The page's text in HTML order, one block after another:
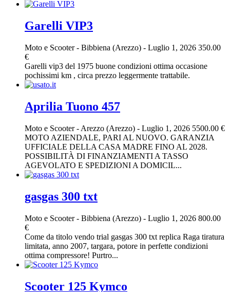
Garelli VIP3
Moto e Scooter- Bibbiena (Arezzo) - Luglio 1, 2026 350.00
€
Garelli vip3 del 1975 buone condizioni ottima occasione
pochissimi km , circa prezzo leggermente trattabile.
Aprilia Tuono 457
Moto e Scooter- Arezzo (Arezzo) - Luglio 1, 2026 5500.00 €
MOTO AZIENDALE, PARI AL NUOVO. GARANZIA
UFFICIALE DELLA CASA MADRE FINO AL 2028.
POSSIBILITÀ DI FINANZIAMENTI A TASSO
AGEVOLATO E SPEDIZIONI A DOMICIL...
gasgas 300 txt
Moto e Scooter- Bibbiena (Arezzo) - Luglio 1, 2026 800.00
€
Come da titolo vendo trial gasgas 300 txt replica Raga tiratura
limitata, anno 2007, targara, potore in perfette condizioni
ottima compressore! Purtro...
Scooter 125 Kymco